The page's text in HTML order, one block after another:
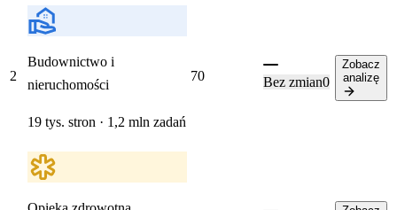
2
Budownictwo i
nieruchomości
19 tys. stron · 1,2 mln zadań
70 Bez zmian0
Zobacz
analizę